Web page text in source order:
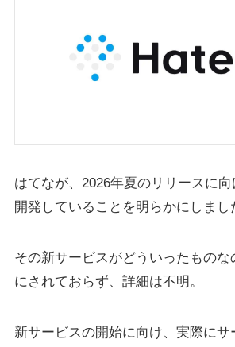
はてなが、2026年夏のリリースに
開発していることを明らかにしまし
その新サービスがどういったもの
にされておらず、詳細は不明。
新サービスの開始に向け、実際にサ